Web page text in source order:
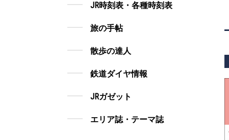
JR時刻表・各種時刻表
旅の手帖
散歩の達人
鉄道ダイヤ情報
JRガゼット
エリア誌・テーマ誌